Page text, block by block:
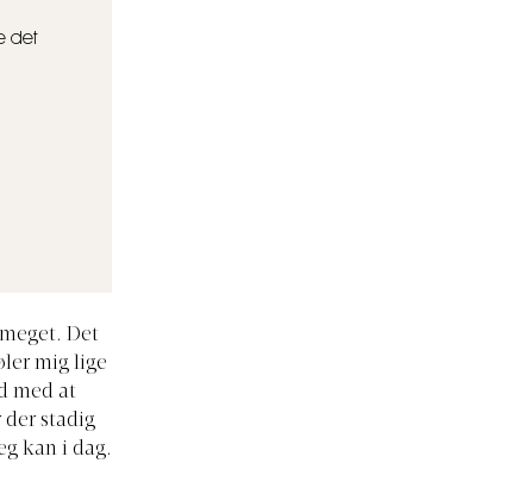
det
Det
mig lige
med at
stadig
kan i dag.